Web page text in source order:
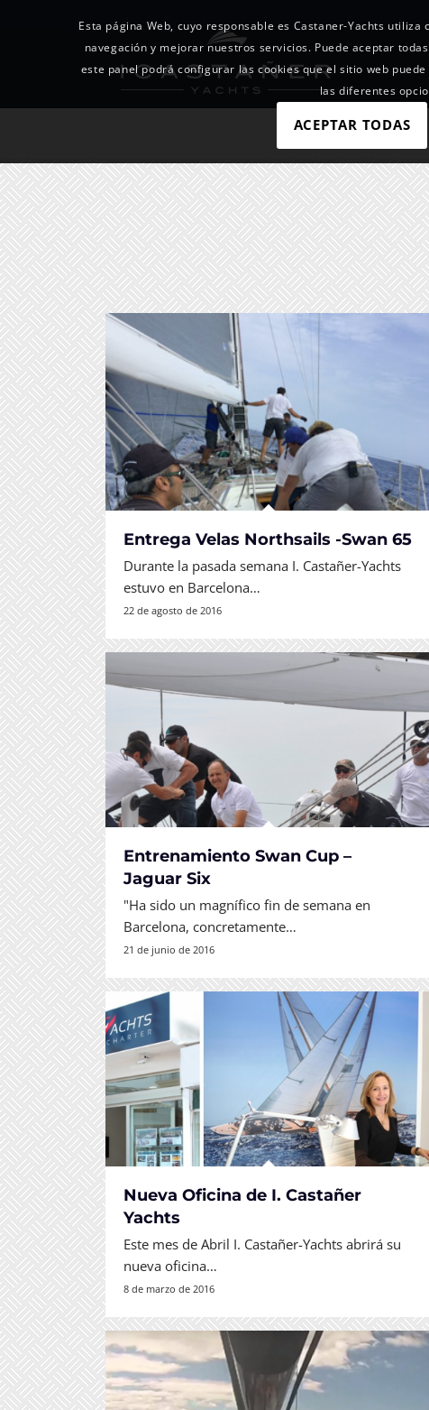
Entrega Velas Northsails -Swan 65
Durante la pasada semana I. Castañer-Yachts
estuvo en Barcelona…
22 de agosto de 2016
Entrenamiento Swan Cup –
Jaguar Six
"Ha sido un magnífico fin de semana en
Barcelona, concretamente…
21 de junio de 2016
Nueva Oficina de I. Castañer
Yachts
Este mes de Abril I. Castañer-Yachts abrirá su
nueva oficina…
8 de marzo de 2016
Esta página Web, cuyo responsable es Castaner-Yachts
navegación y mejorar nuestros servicios. Puede aceptar todas
este panel podrá configurar las cookies que el sitio web
las diferentes
ACEPTAR TODAS